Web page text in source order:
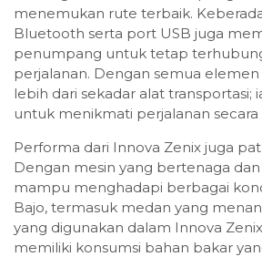
menemukan rute terbaik.
Bluetooth serta port USB juga
penumpang untuk tetap
perjalanan. Dengan semua
lebih dari sekadar alat transportasi;
untuk menikmati perjalanan secara
Performa dari Innova Zenix juga
Dengan mesin yang bertenaga
mampu menghadapi berbagai
Bajo, termasuk medan yang
yang digunakan dalam Innova
memiliki konsumsi bahan bakar